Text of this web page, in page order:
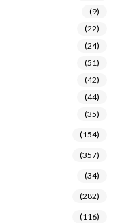
(9)
(22)
(24)
(51)
(42)
(44)
(35)
(154)
(357)
(34)
(282)
(116)